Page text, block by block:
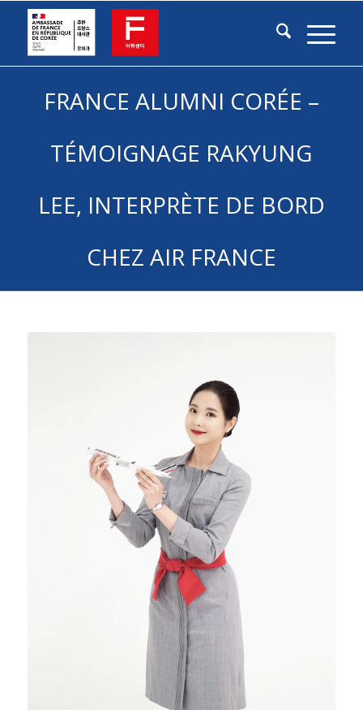
FRANCE ALUMNI CORÉE –
TÉMOIGNAGE RAKYUNG
LEE, INTERPRÈTE DE BORD
CHEZ AIR FRANCE